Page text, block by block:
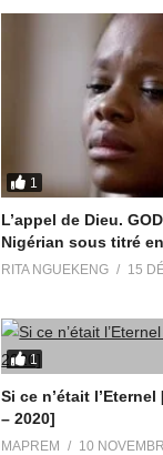
1
L’appel de Dieu.
Nigérian sous titré
RITA NGUEKENG 15
1
Si ce n’était
– 2020]
MAPREM 10